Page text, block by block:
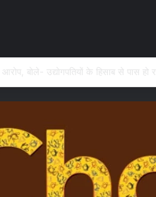
का BJP पर तीखा हमला